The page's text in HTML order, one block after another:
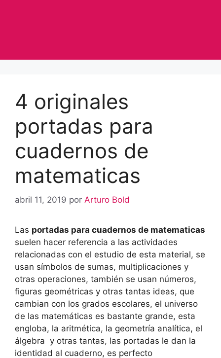
4 originales
portadas para
cuadernos de
matematicas
abril 11, 2019 por Arturo Bold
Las portadas para cuadernos de matematicas
suelen hacer referencia a las actividades
relacionadas con el estudio de esta material, se
usan símbolos de sumas, multiplicaciones y
otras operaciones, también se usan números,
figuras geométricas y otras tantas ideas, que
cambian con los grados escolares, el universo
de las matemáticas es bastante grande, esta
engloba, la aritmética, la geometría analítica, el
álgebra y otras tantas, las portadas le dan la
identidad al cuaderno, es perfecto